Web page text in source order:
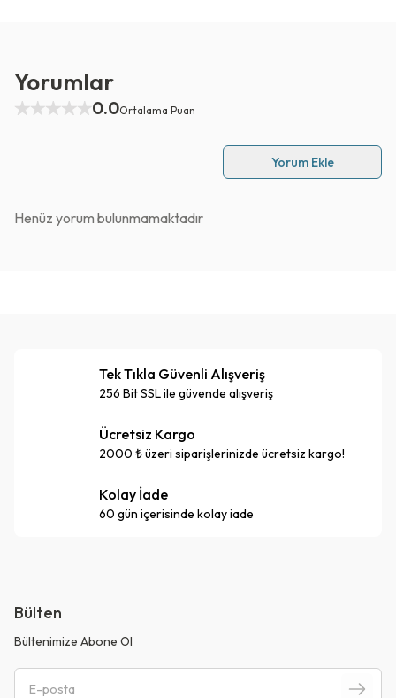
Yorumlar
0.0Ortalama Puan
Yorum Ekle
Henüz yorum bulunmamaktadır
Tek Tıkla Güvenli Alışveriş
256 Bit SSL ile güvende alışveriş
Ücretsiz Kargo
2000 ₺ üzeri siparişlerinizde ücretsiz kargo!
Kolay İade
60 gün içerisinde kolay iade
Bülten
Bültenimize Abone Ol